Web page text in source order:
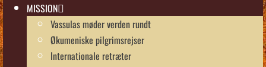
MISSION
Vassulas møder verden rundt
Økumeniske pilgrimsrejser
Internationale retræter